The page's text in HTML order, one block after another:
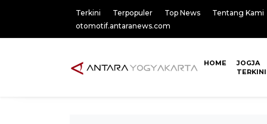
Terkini Terpopuler Top News
Tentang Kami
otomotif.antaranews.com
HOME
JOGJA
TERKINI